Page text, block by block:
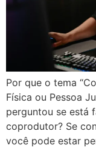
Por que o tema
Física ou Pessoa
perguntou se está
coprodutor? Se
você pode estar